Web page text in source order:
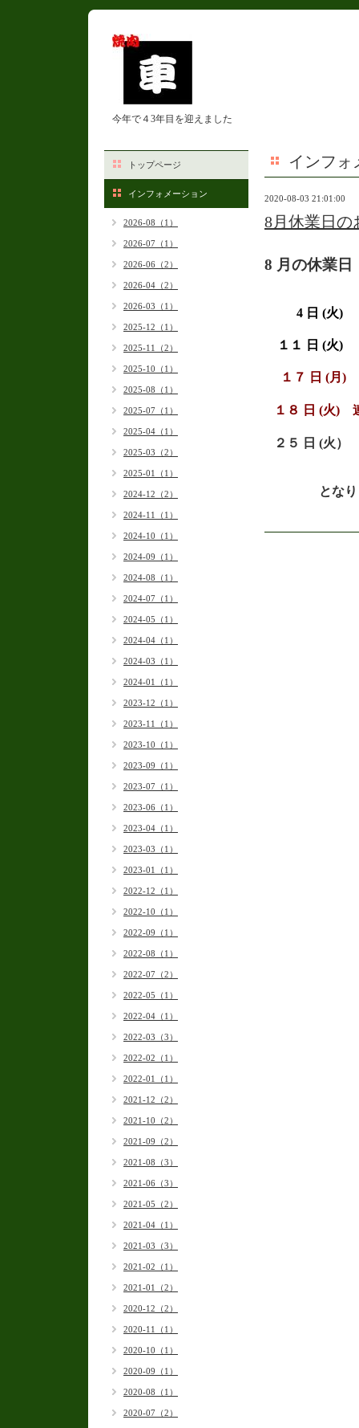
今年で４3年目を迎えました
インフォ
2020-08-03 21:01:00
8月休業日の
8 月の休業日
4 日 (火)
１１ 日 (火)
１７ 日 (月)
１８ 日 (火)
２５ 日 (火）
とな
トップページ
インフォメーション
2026-08（1）
2026-07（1）
2026-06（2）
2026-04（2）
2026-03（1）
2025-12（1）
2025-11（2）
2025-10（1）
2025-08（1）
2025-07（1）
2025-04（1）
2025-03（2）
2025-01（1）
2024-12（2）
2024-11（1）
2024-10（1）
2024-09（1）
2024-08（1）
2024-07（1）
2024-05（1）
2024-04（1）
2024-03（1）
2024-01（1）
2023-12（1）
2023-11（1）
2023-10（1）
2023-09（1）
2023-07（1）
2023-06（1）
2023-04（1）
2023-03（1）
2023-01（1）
2022-12（1）
2022-10（1）
2022-09（1）
2022-08（1）
2022-07（2）
2022-05（1）
2022-04（1）
2022-03（3）
2022-02（1）
2022-01（1）
2021-12（2）
2021-10（2）
2021-09（2）
2021-08（3）
2021-06（3）
2021-05（2）
2021-04（1）
2021-03（3）
2021-02（1）
2021-01（2）
2020-12（2）
2020-11（1）
2020-10（1）
2020-09（1）
2020-08（1）
2020-07（2）